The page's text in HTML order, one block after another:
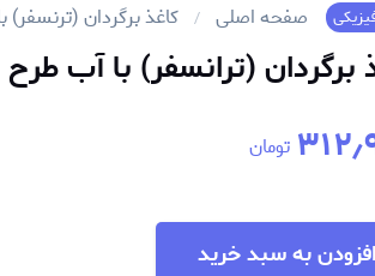
صفحه اصلی کاغذ برگردان (ترنسفر)
برگردان (ترانسفر) با آب طرح ۵۵
تومان
افزودن به سبد خرید